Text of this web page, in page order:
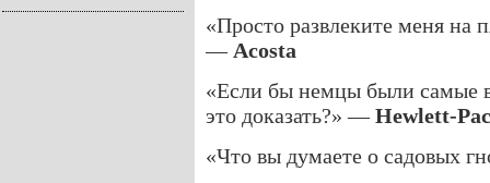
«Просто развлеките меня на
— Acosta
«Если бы немцы были самые
это доказать?» —Hewlett-
«Что вы думаете о садовых